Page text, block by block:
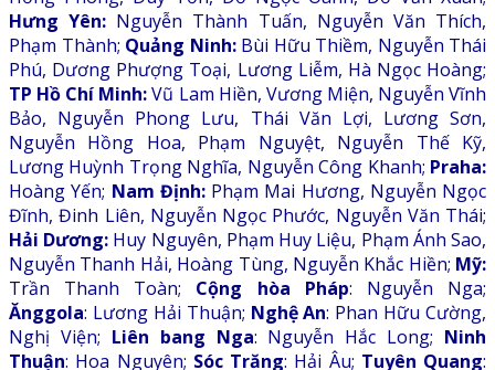
Hưng Yên: Nguyễn Thành Tuấn, Nguyễn Văn Thích,
Phạm Thành; Quảng Ninh:Bùi Hữu Thiềm, Nguyễn Thái
Phú, Dương Phượng Toại, Lương Liễm, Hà Ngọc Hoàng;
TP Hồ Chí Minh:Vũ Lam Hiền, Vương Miện, Nguyễn Vĩnh
Bảo, Nguyễn Phong Lưu, Thái Văn Lợi, Lương Sơn,
Nguyễn Hồng Hoa, Phạm Nguyệt, Nguyễn Thế Kỹ,
Lương Huỳnh Trọng Nghĩa, Nguyễn Công Khanh; Praha:
Hoàng Yến; Nam Định:Phạm Mai Hương, Nguyễn Ngọc
Đĩnh, Đinh Liên, Nguyễn Ngọc Phước, Nguyễn Văn Thái;
Hải Dương: Huy Nguyên, Phạm Huy Liệu, Phạm Ánh Sao,
Nguyễn Thanh Hải, Hoàng Tùng, Nguyễn Khắc Hiền; Mỹ:
Trần Thanh Toàn; Cộng hòa Pháp: Nguyễn Nga;
Ănggola: Lương Hải Thuận; Nghệ An: Phan Hữu Cường,
Nghị Viện; Liên bang Nga: Nguyễn Hắc Long; Ninh
Thuận: Hoa Nguyên; Sóc Trăng: Hải Âu; Tuyên Quang: